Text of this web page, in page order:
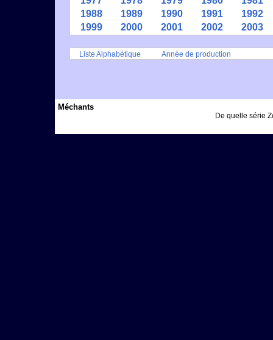
1988
1989 1990 1991
1992
1999
2000 2001 2002 2003
Liste Alphabétique Année de production
Méchants
De quelle série